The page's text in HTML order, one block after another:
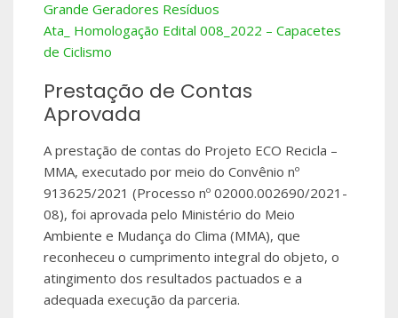
Grande Geradores Resíduos
Ata_ Homologação Edital 008_2022 – Capacetes
de Ciclismo
Prestação de Contas
Aprovada
A prestação de contas do Projeto ECO Recicla –
MMA, executado por meio do Convênio nº
913625/2021 (Processo nº 02000.002690/2021-
08), foi aprovada pelo Ministério do Meio
Ambiente e Mudança do Clima (MMA), que
reconheceu o cumprimento integral do objeto, o
atingimento dos resultados pactuados e a
adequada execução da parceria.